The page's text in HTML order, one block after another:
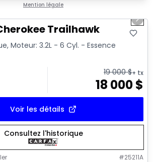
Mention légale
Next
Trailhawk
Moteur: 3.2L - 6 Cyl. - Essence
19 000$+ tx
18 000$
Voir les détails
Consultez l'historique
#25211A